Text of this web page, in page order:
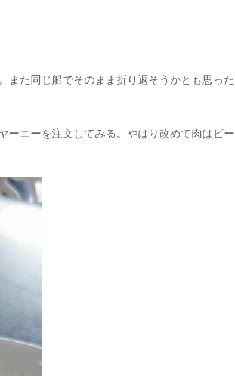
た同じ船でそのまま折り返そうかとも思っ
ニーを注文してみる。やはり改めて肉はビ